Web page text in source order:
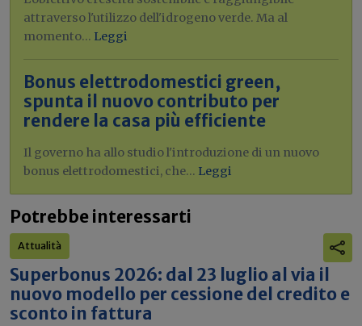
attraverso l'utilizzo dell'idrogeno verde. Ma al
momento... Leggi
Bonus elettrodomestici green,
spunta il nuovo contributo per
rendere la casa più efficiente
Il governo ha allo studio l'introduzione di un nuovo
bonus elettrodomestici, che... Leggi
Potrebbe interessarti
Attualità
Superbonus 2026: dal 23 luglio al via il
nuovo modello per cessione del credito e
sconto in fattura